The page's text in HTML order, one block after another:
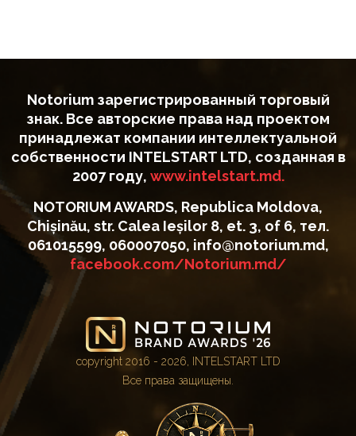
Notorium зарегистрированный торговый
знак. Все авторские права над проектом
принадлежат компании интеллектуальной
собственности INTELSTART LTD, созданная в
2007 году, www.intelstart.md.
NOTORIUM AWARDS, Republica Moldova,
Chișinău, str. Calea Ieșilor 8, et. 3, of 6, тел.
061015599, 060007050, info@notorium.md,
facebook.com/Notorium.md/
copyright 2016 - 2026, INTELSTART LTD
Все права защищены.